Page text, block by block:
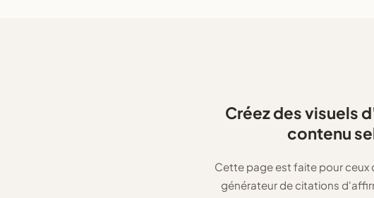
Créez des visuels
contenu
Cette page est faite pour
générateur de citations